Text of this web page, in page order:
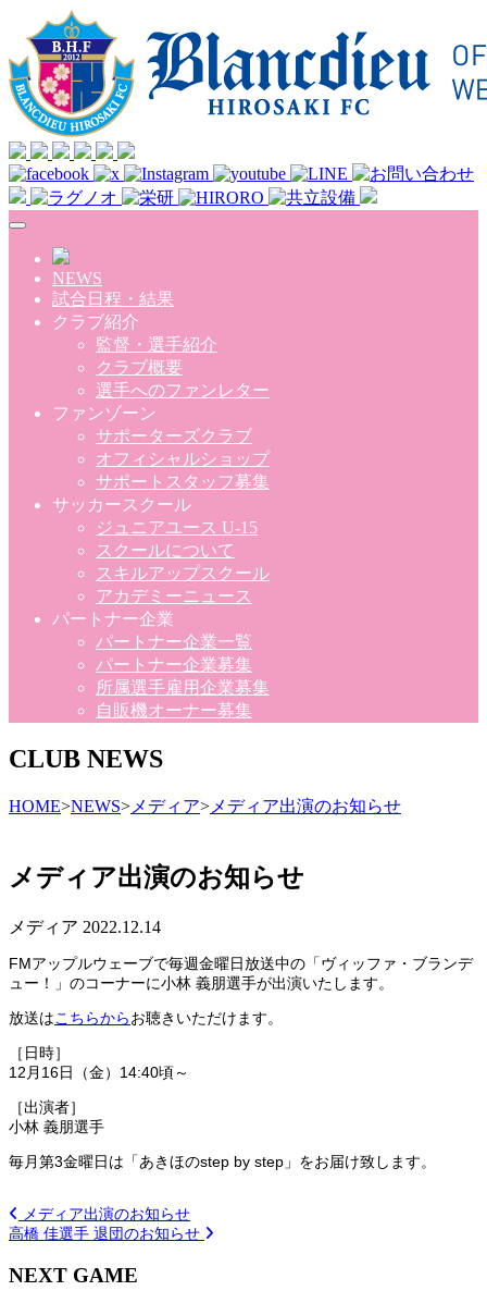
Skip to main content
NEWS
試合日程・結果
クラブ紹介
監督・選手紹介
クラブ概要
選手へのファンレター
ファンゾーン
サポーターズクラブ
オフィシャルショップ
サポートスタッフ募集
サッカースクール
ジュニアユース U-15
スクールについて
スキルアップスクール
アカデミーニュース
パートナー企業
パートナー企業一覧
パートナー企業募集
所属選手雇用企業募集
自販機オーナー募集
CLUB NEWS
HOME>NEWS> メディア> メディア出演のお知らせ
メディア出演のお知らせ
メディア 2022.12.14
FMアップルウェーブで毎週金曜日放送中の「ヴィッファ・ブランデ
ュー！」のコーナーに小林 義朋選手が出演いたします。
放送はこちらからお聴きいただけます。
［日時］
12月16日（金） 14:40頃～
［出演者］
小林 義朋選手
毎月第3金曜日は「あきほのstep by step」をお届け致します。
メディア出演のお知らせ
高橋 佳選手 退団のお知らせ
NEXT GAME